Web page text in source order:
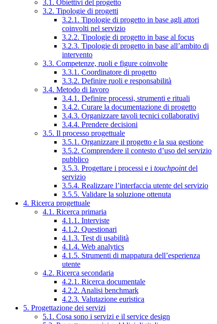
3.1. Obiettivi del progetto
3.2. Tipologie di progetti
3.2.1. Tipologie di progetto in base agli attori
coinvolti nel servizio
3.2.2. Tipologie di progetto in base al focus
3.2.3. Tipologie di progetto in base all’ambito di
intervento
3.3. Competenze, ruoli e figure coinvolte
3.3.1. Coordinatore di progetto
3.3.2. Definire ruoli e responsabilità
3.4. Metodo di lavoro
3.4.1. Definire processi, strumenti e rituali
3.4.2. Curare la documentazione di progetto
3.4.3. Organizzare tavoli tecnici collaborativi
3.4.4. Prendere decisioni
3.5. Il processo progettuale
3.5.1. Organizzare il progetto e la sua gestione
3.5.2. Comprendere il contesto d’uso del servizio
pubblico
3.5.3. Progettare i processi e i touchpointdel
servizio
3.5.4. Realizzare l’interfaccia utente del servizio
3.5.5. Validare la soluzione ottenuta
4. Ricerca progettuale
4.1. Ricerca primaria
4.1.1. Interviste
4.1.2. Questionari
4.1.3. Test di usabilità
4.1.4. Web analytics
4.1.5. Strumenti di mappatura dell’esperienza
utente
4.2. Ricerca secondaria
4.2.1. Ricerca documentale
4.2.2. Analisi benchmark
4.2.3. Valutazione euristica
5. Progettazione dei servizi
5.1. Cosa sono i servizi e il service design